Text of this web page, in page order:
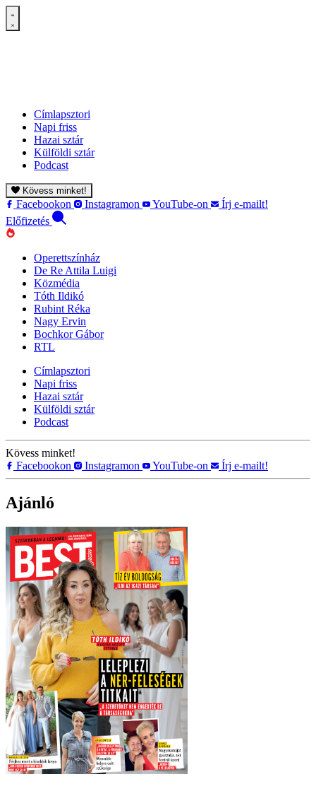
Címlapsztori
Napi friss
Hazai sztár
Külföldi sztár
Podcast
Kövess minket!
Facebookon Instagramon YouTube-on
Írj e-mailt!
Előfizetés
Operettszínház
De Re Attila Luigi
Közmédia
Tóth Ildikó
Rubint Réka
Nagy Ervin
Bochkor Gábor
RTL
Címlapsztori
Napi friss
Hazai sztár
Külföldi sztár
Podcast
Kövess minket!
Facebookon
Instagramon YouTube-on Írj e-mailt!
Ajánló